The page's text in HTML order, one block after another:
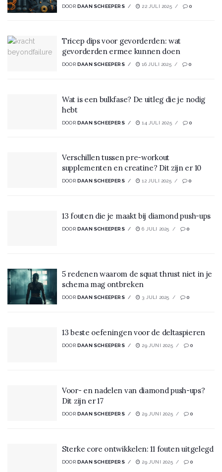
DOOR DAAN SCHEEPERS 22 JULI 2025 0
Tricep dips voor gevorderden: wat
gevorderden ermee kunnen doen
DOOR DAAN SCHEEPERS 16 JULI 2025 0
Wat is een bulkfase? De uitleg die je nodig
hebt
DOOR DAAN SCHEEPERS 14 JULI 2025 0
Verschillen tussen pre-workout
supplementen en creatine? Dit zijn er 10
DOOR DAAN SCHEEPERS 12 JULI 2025 0
13 fouten die je maakt bij diamond push-ups
DOOR DAAN SCHEEPERS 6 JULI 2025 0
5 redenen waarom de squat thrust niet in je
schema mag ontbreken
DOOR DAAN SCHEEPERS 3 JULI 2025 0
13 beste oefeningen voor de deltaspieren
DOOR DAAN SCHEEPERS 29 JUNI 2025 0
Voor- en nadelen van diamond push-ups?
Dit zijn er 17
DOOR DAAN SCHEEPERS 29 JUNI 2025 0
Sterke core ontwikkelen: 11 fouten uitgelegd
DOOR DAAN SCHEEPERS 29 JUNI 2025 0